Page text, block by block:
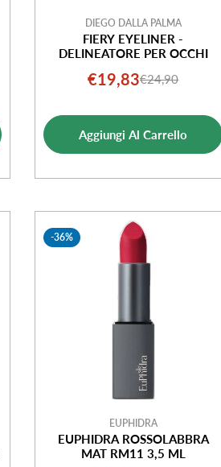
DIEGO DALLA PALMA
FIERY EYELINER -
DELINEATORE PER OCCHI
Prezzo
vendita
€19,83Prezzo
€24,90
Aggiungi Al Carrello
-36%
EUPHIDRA
EUPHIDRA ROSSOLABBRA
MAT RM11 3,5 ML